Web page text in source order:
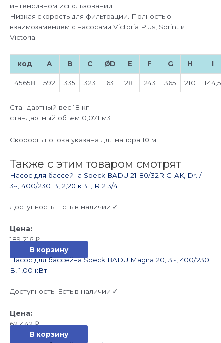
интенсивном использовании.
Низкая скорость для фильтрации. Полностью
взаимозаменяем с насосами Victoria Plus, Sprint и
Victoria.
код A B C ØD E F G H I
45658 592 335 323 63 281 243 365 210 144,5
Стандартный вес 18 кг
стандартный объем 0,071 м3
Скорость потока указана для напора 10 м
Также с этим товаром смотрят
Насос для бассейна Speck BADU 21-80/32R G-AK, Dr. /
3~, 400/230 В, 2,20 кВт, R 2 3/4
Доступность: Есть в наличии ✓
189 216₽
В корзину
Насос для бассейна Speck BADU Magna 20, 3~, 400/230
В, 1,00 кВт
Доступность: Есть в наличии ✓
62 442₽
В корзину